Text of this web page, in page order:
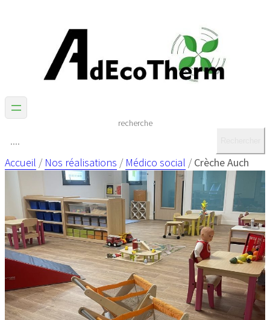
recherche
Accueil / Nos réalisations / Médico social /Crèche Auch